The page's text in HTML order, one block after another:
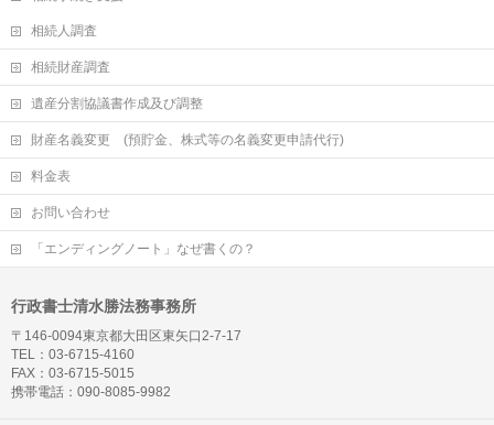
相続人調査
相続財産調査
遺産分割協議書作成及び調整
財産名義変更 (預貯金、株式等の名義変更申請代行)
料金表
お問い合わせ
「エンディングノート」なぜ書くの？
行政書士清水勝法務事務所
〒146-0094東京都大田区東矢口2-7-17
TEL：03-6715-4160
FAX：03-6715-5015
携帯電話：090-8085-9982